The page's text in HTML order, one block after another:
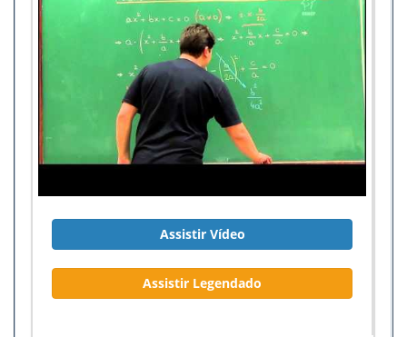
Assistir Vídeo
Assistir Legendado